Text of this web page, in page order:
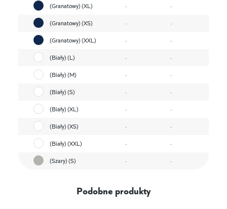
(Granatowy) (XL) -
-
(Granatowy) (XS)
-
-
(Granatowy) (XXL)
-
-
(Biały) (L)
-
-
(Biały) (M)
-
-
(Biały) (S)
-
-
(Biały) (XL)
-
-
(Biały) (XS)
-
-
(Biały) (XXL)
-
-
(Szary) (S)
- -
Podobne produkty